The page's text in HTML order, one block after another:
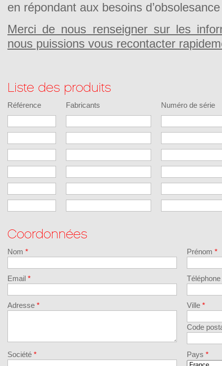
en répondant aux besoins
Merci de nous renseigner sur les
nous puissions vous recontacter
Liste des produits
Référence Fabricants Numéro de série
Coordonnées
Nom * Prénom *
Email * Téléphone
Adresse * Ville *
Code
Société * Pays *